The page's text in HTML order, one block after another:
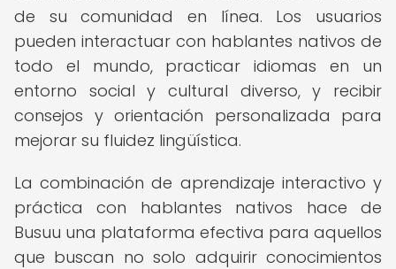
de su comunidad en línea. Los usuarios
pueden interactuar con hablantes nativos de
todo el mundo, practicar idiomas en un
entorno social y cultural diverso, y recibir
consejos y orientación personalizada para
mejorar su fluidez lingüística.
La combinación de aprendizaje interactivo y
práctica con hablantes nativos hace de
Busuu una plataforma efectiva para aquellos
que buscan no solo adquirir conocimientos